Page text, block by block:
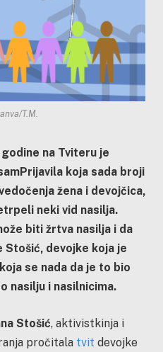
T.M.
na Tviteru je
koja sada broji
žena i devojčica,
neki vid nasilja.
biti žrtva nasilja i da
Stošić, devojke koja je
se nada da je to bio
nasilju i nasilnicima.
Stošić, aktivistkinja i
pročitala tvit devojke